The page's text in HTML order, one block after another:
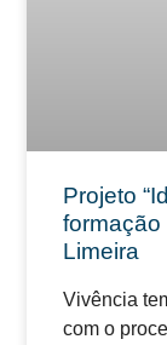
Projeto
Limeira
Vivência
com o